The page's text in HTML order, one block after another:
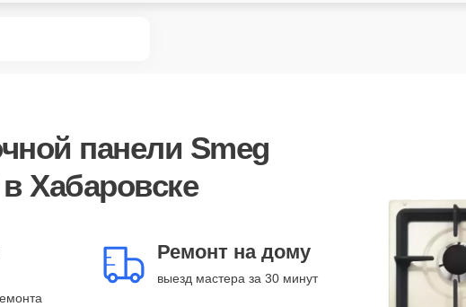
панели Smeg
Хабаровске
Ремонт на дому
выезд мастера за 30 минут